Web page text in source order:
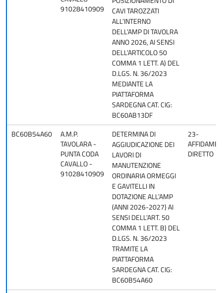
91028410909
CAVI TAROZZATI
ALL’INTERNO
DELL’AMP DI TAVOLRA
ANNO 2026, AI SENSI
DELL’ARTICOLO 50
COMMA 1 LETT. A) DEL
D.LGS. N. 36/2023
MEDIANTE LA
PIATTAFORMA
SARDEGNA CAT. CIG:
BC60AB13DF
BC60B54A60
A.M.P.
TAVOLARA -
PUNTA CODA
CAVALLO -
91028410909
DETERMINA DI
AGGIUDICAZIONE DEI
LAVORI DI
MANUTENZIONE
ORDINARIA ORMEGGI
E GAVITELLI IN
DOTAZIONE ALL’AMP
(ANNI 2026-2027) AI
SENSI DELL’ART. 50
COMMA 1 LETT. B) DEL
D.LGS. N. 36/2023
TRAMITE LA
PIATTAFORMA
SARDEGNA CAT. CIG:
BC60B54A60
23-
DIRETTO